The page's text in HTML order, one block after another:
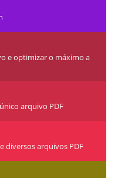
e optimizar o máximo a
arquivo PDF
diversos arquivos PDF